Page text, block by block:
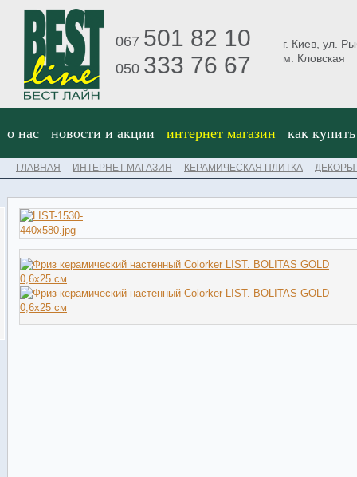
067 501 82 10
050 333 76 67
г. Киев, ул.
м. Кловская
о нас новости и акции интернет магазин как купить
ГЛАВНАЯ ИНТЕРНЕТ МАГАЗИН КЕРАМИЧЕСКАЯ ПЛИТКА